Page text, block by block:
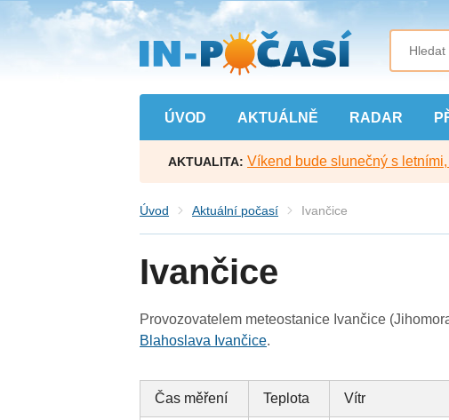
Přejít
na
hlavní
obsah
ÚVOD AKTUÁLNĚ RADAR
AKTUALITA: Víkend bude slunečný s
Úvod Aktuální počasí Ivančice
Ivančice
Provozovatelem meteostanice Ivančice
Blahoslava Ivančice.
Čas měření Teplota Vítr